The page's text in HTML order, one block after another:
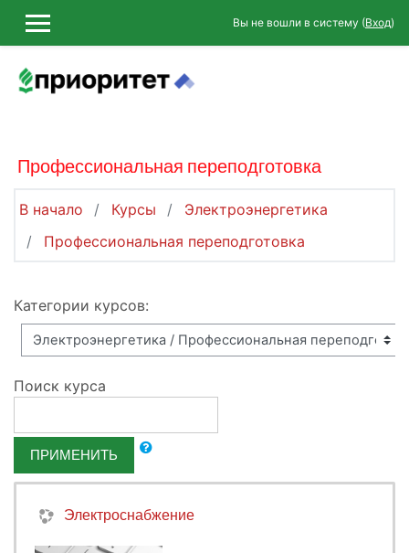
БОКОВАЯ ПАНЕЛЬ
Вы не вошли в систему (Вход)
Профессиональная переподготовка
В начало Курсы
Электроэнергетика
Профессиональная переподготовка
Категории курсов:
Поиск курса
ПРИМЕНИТЬ
Электроснабжение